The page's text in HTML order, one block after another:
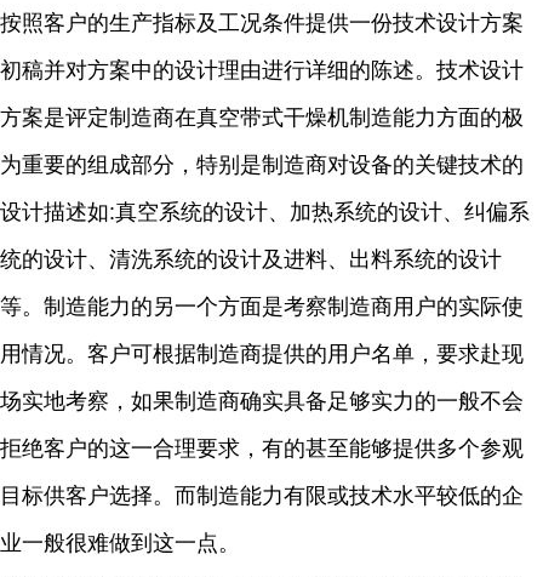
按照客户的生产指标及工况条件提供一份技术设计方案
初稿并对方案中的设计理由进行详细的陈述。技术设计
方案是评定制造商在真空带式干燥机制造能力方面的极
为重要的组成部分，特别是制造商对设备的关键技术的
设计描述如:真空系统的设计、加热系统的设计、纠偏系
统的设计、清洗系统的设计及进料、出料系统的设计
等。制造能力的另一个方面是考察制造商用户的实际使
用情况。客户可根据制造商提供的用户名单，要求赴现
场实地考察，如果制造商确实具备足够实力的一般不会
拒绝客户的这一合理要求，有的甚至能够提供多个参观
目标供客户选择。而制造能力有限或技术水平较低的企
业一般很难做到这一点。